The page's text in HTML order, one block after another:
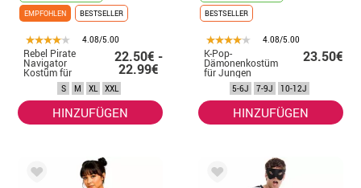
EMPFOHLEN
BESTSELLER
4.08/5.00
Rebel Pirate
Navigator
Kostüm für
22.50€ -
22.99€
S M XL XXL
HINZUFÜGEN
BESTSELLER
4.08/5.00
K-Pop-
Dämonenkostüm
für Jungen
23.50€
5-6J 7-9J 10-12J
HINZUFÜGEN